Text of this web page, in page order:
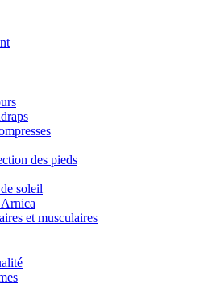
des pieds
soleil
Arnica
et musculaires